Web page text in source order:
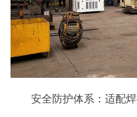
安全防护体系：适配